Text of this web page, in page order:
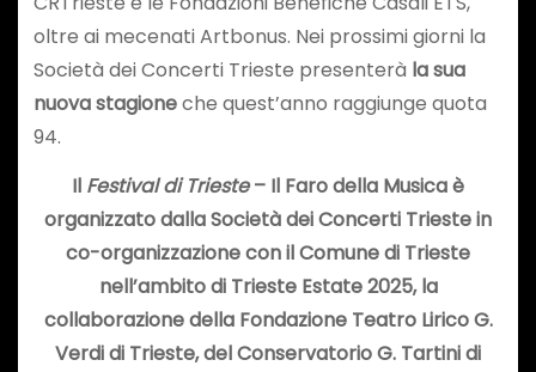
oltre ai mecenati Artbonus. Nei prossimi giorni la
Società dei Concerti Trieste presenterà la sua
nuova stagioneche quest’anno raggiunge quota
94.
Il Festival di Trieste– Il Faro della Musica è
organizzato dalla Società dei Concerti Trieste in
co-organizzazione con il Comune di Trieste
nell’ambito di Trieste Estate 2025, la
collaborazione della Fondazione Teatro Lirico G.
Verdi di Trieste, del Conservatorio G. Tartini di